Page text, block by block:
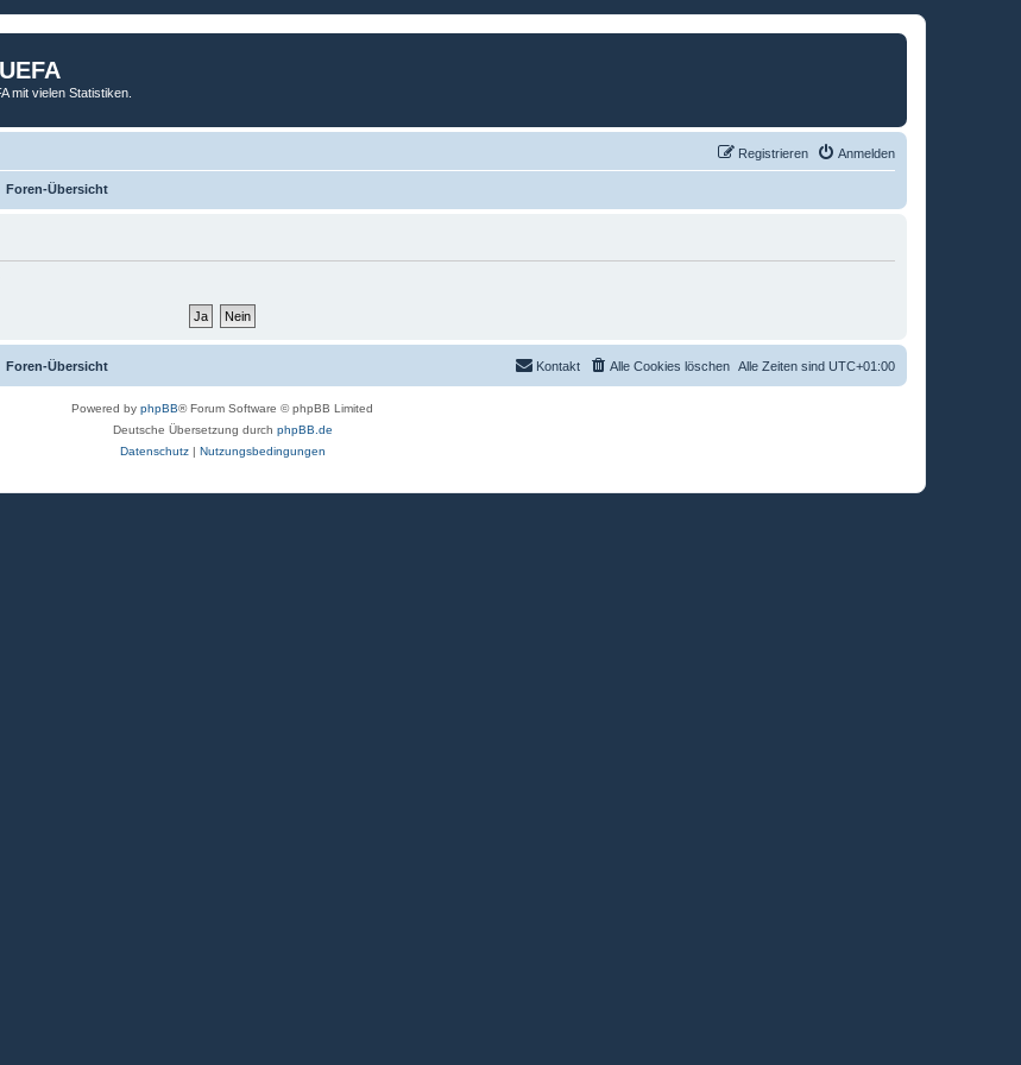
mit vielen Statistiken.
Anmelden
Registrieren
Foren-Übersicht
Foren-Übersicht Alle Zeiten sind UTC+01:00
Alle Cookies löschen
Kontakt
Powered by phpBB® Forum Software © phpBB Limited
Deutsche Übersetzung durch phpBB.de
Datenschutz| Nutzungsbedingungen